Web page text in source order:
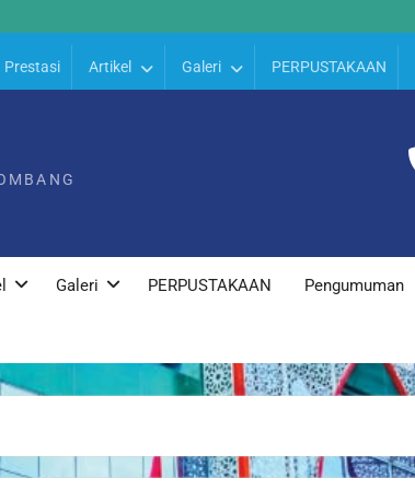
Prestasi Artikel Galeri PERPUSTAKAAN
Galeri PERPUSTAKAAN Pengumuman